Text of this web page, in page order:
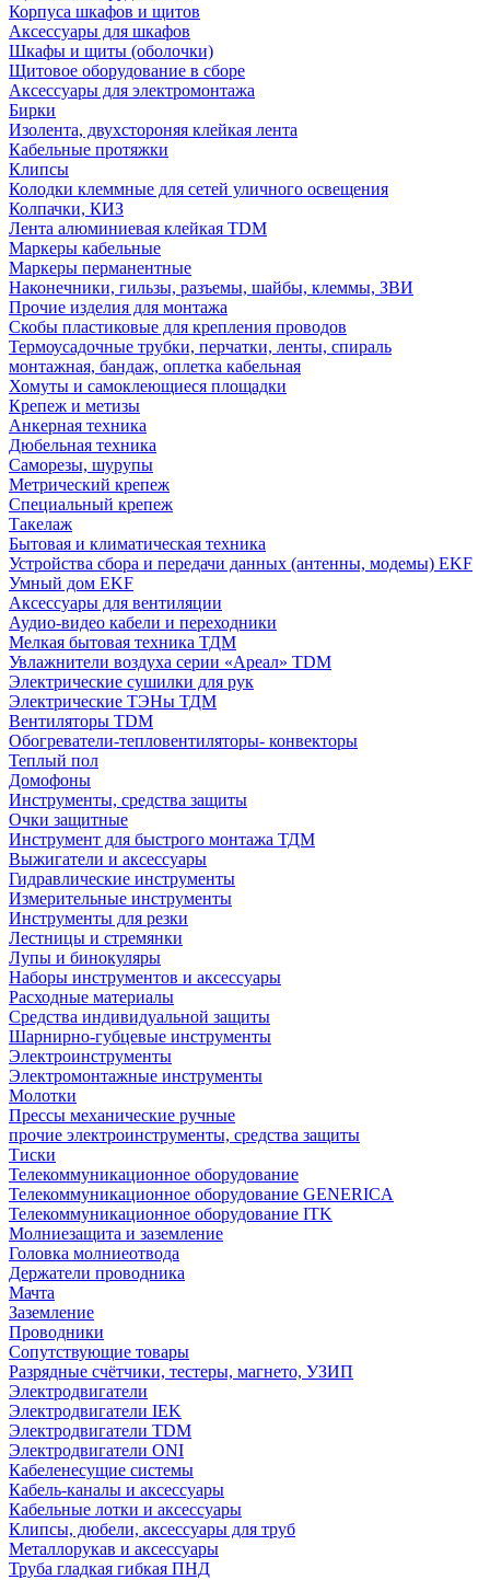
Корпуса шкафов и щитов
Аксессуары для шкафов
Шкафы и щиты (оболочки)
Щитовое оборудование в сборе
Аксессуары для электромонтажа
Бирки
Изолента, двухстороняя клейкая лента
Кабельные протяжки
Клипсы
Колодки клеммные для сетей уличного освещения
Колпачки, КИЗ
Лента алюминиевая клейкая TDM
Маркеры кабельные
Маркеры перманентные
Наконечники, гильзы, разъемы, шайбы, клеммы, ЗВИ
Прочие изделия для монтажа
Скобы пластиковые для крепления проводов
Термоусадочные трубки, перчатки, ленты, спираль
монтажная, бандаж, оплетка кабельная
Хомуты и самоклеющиеся площадки
Крепеж и метизы
Анкерная техника
Дюбельная техника
Саморезы, шурупы
Метрический крепеж
Специальный крепеж
Такелаж
Бытовая и климатическая техника
Устройства сбора и передачи данных (антенны, модемы) EKF
Умный дом EKF
Аксессуары для вентиляции
Аудио-видео кабели и переходники
Мелкая бытовая техника ТДМ
Увлажнители воздуха серии «Ареал» TDM
Электрические сушилки для рук
Электрические ТЭНы ТДМ
Вентиляторы TDM
Обогреватели-тепловентиляторы- конвекторы
Теплый пол
Домофоны
Инструменты, средства защиты
Очки защитные
Инструмент для быстрого монтажа ТДМ
Выжигатели и аксессуары
Гидравлические инструменты
Измерительные инструменты
Инструменты для резки
Лестницы и стремянки
Лупы и бинокуляры
Наборы инструментов и аксессуары
Расходные материалы
Средства индивидуальной защиты
Шарнирно-губцевые инструменты
Электроинструменты
Электромонтажные инструменты
Молотки
Прессы механические ручные
прочие электроинструменты, средства защиты
Тиски
Телекоммуникационное оборудование
Телекоммуникационное оборудование GENERICA
Телекоммуникационное оборудование ITK
Молниезащита и заземление
Головка молниеотвода
Держатели проводника
Мачта
Заземление
Проводники
Сопутствующие товары
Разрядные счётчики, тестеры, магнето, УЗИП
Электродвигатели
Электродвигатели IEK
Электродвигатели TDM
Электродвигатели ONI
Кабеленесущие системы
Кабель-каналы и аксессуары
Кабельные лотки и аксессуары
Клипсы, дюбели, аксессуары для труб
Металлорукав и аксессуары
Труба гладкая гибкая ПНД